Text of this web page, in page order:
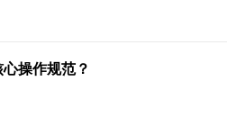
操作规范？